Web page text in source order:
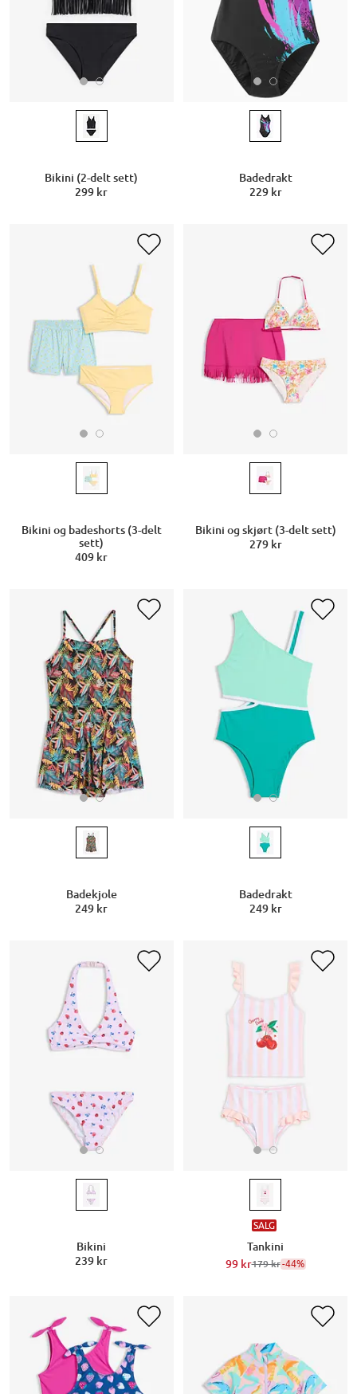
Bikini (2-delt sett)
299 kr
Badedrakt
229 kr
Bikini og badeshorts (3-delt
sett)
409 kr
Bikini og skjørt (3-delt sett)
279 kr
Badekjole
249 kr
Badedrakt
249 kr
Bikini
239 kr
SALG
Tankini
99 kr179 kr-44%